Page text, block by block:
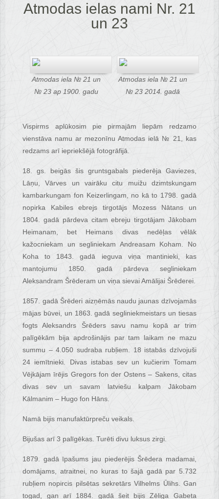
Atmodas ielas nami Nr. 21
un 23
Atmodas iela № 21 un
№ 23 ap 1900. gadu
Atmodas iela № 21 un
№ 23 2014. gadā
Vispirms aplūkosim pie pirmajām liepām redzamo
vienstāva namu ar mezonīnu Atmodas ielā № 21, kas
redzams arī iepriekšējā fotogrāfijā.
18. gs. beigās šis gruntsgabals piederēja Gaviezes,
Lāņu, Vārves un vairāku citu muižu dzimtskungam
kambarkungam fon Keizerlingam, no kā to 1798. gadā
nopirka Kabiles ebrejs tirgotājs Mozess Nātans un
1804. gadā pārdeva citam ebreju tirgotājam Jākobam
Heimanam, bet Heimans divas nedēļas vēlāk
kažocniekam un segliniekam Andreasam Koham. No
Koha to 1843. gadā ieguva viņa mantinieki, kas
mantojumu 1850. gadā pārdeva segliniekam
Aleksandram Šrēderam un viņa sievai Amālijai Šrēderei.
1857. gadā Šrēderi aizņēmās naudu jaunas dzīvojamās
mājas būvei, un 1863. gadā segliniekmeistars un tiesas
fogts Aleksandrs Šrēders savu namu kopā ar trim
palīgēkām bija apdrošinājis par tam laikam ne mazu
summu – 4.050 sudraba rubļiem. 18 istabās dzīvojuši
24 iemītnieki. Divas istabas sev un kučierim Tomam
Vējkājam īrējis Gregors fon der Ostens – Sakens, citas
divas sev un savam latviešu kalpam Jākobam
Kālmanim – Hugo fon Hāns.
Namā bijis manufaktūrpreču veikals.
Bijušas arī 3 palīgēkas. Turēti divu luksus zirgi.
1879. gadā īpašums jau piederējis Šrēdera madamai,
domājams, atraitnei, no kuras to šajā gadā par 5.732
rubļiem nopircis pilsētas sekretārs Vilhelms Ūlihs. Gan
togad, gan arī 1884. gadā šeit bijis Zēliga Gabeta